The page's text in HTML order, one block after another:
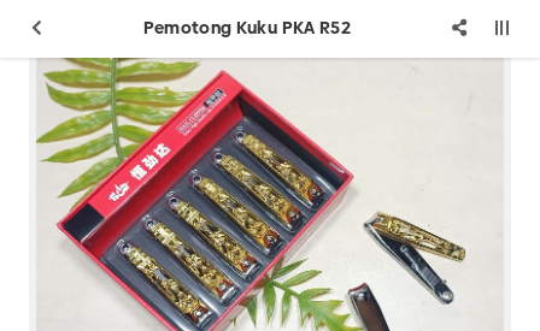
Pemotong Kuku PKA R52